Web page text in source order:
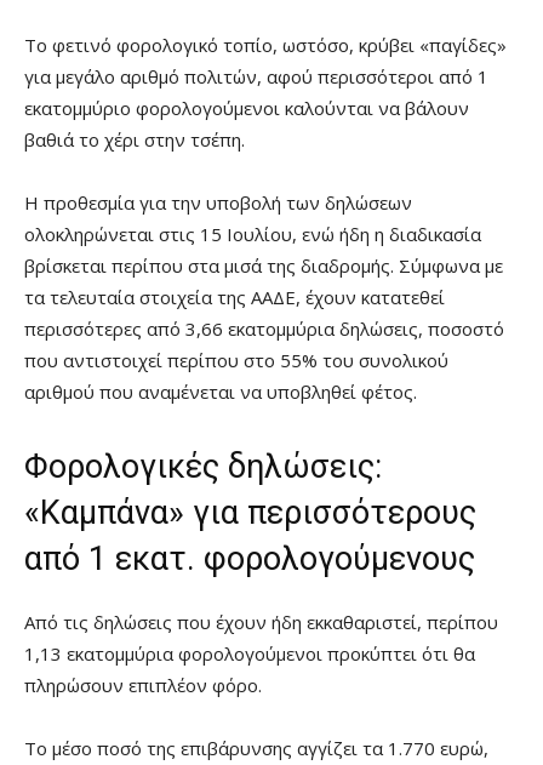
Το φετινό φορολογικό τοπίο, ωστόσο, κρύβει «παγίδες»
για μεγάλο αριθμό πολιτών, αφού περισσότεροι από 1
εκατομμύριο φορολογούμενοι καλούνται να βάλουν
βαθιά το χέρι στην τσέπη.
Η προθεσμία για την υποβολή των δηλώσεων
ολοκληρώνεται στις 15 Ιουλίου, ενώ ήδη η διαδικασία
βρίσκεται περίπου στα μισά της διαδρομής. Σύμφωνα με
τα τελευταία στοιχεία της ΑΑΔΕ, έχουν κατατεθεί
περισσότερες από 3,66 εκατομμύρια δηλώσεις, ποσοστό
που αντιστοιχεί περίπου στο 55% του συνολικού
αριθμού που αναμένεται να υποβληθεί φέτος.
Φορολογικές δηλώσεις:
«Καμπάνα» για περισσότερους
από 1 εκατ. φορολογούμενους
Από τις δηλώσεις που έχουν ήδη εκκαθαριστεί, περίπου
1,13 εκατομμύρια φορολογούμενοι προκύπτει ότι θα
πληρώσουν επιπλέον φόρο.
Το μέσο ποσό της επιβάρυνσης αγγίζει τα 1.770 ευρώ,